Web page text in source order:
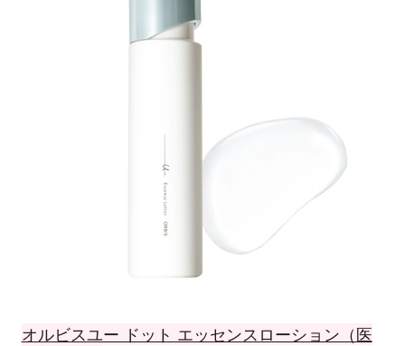
オルビスユー ドット エッセンスローション（医